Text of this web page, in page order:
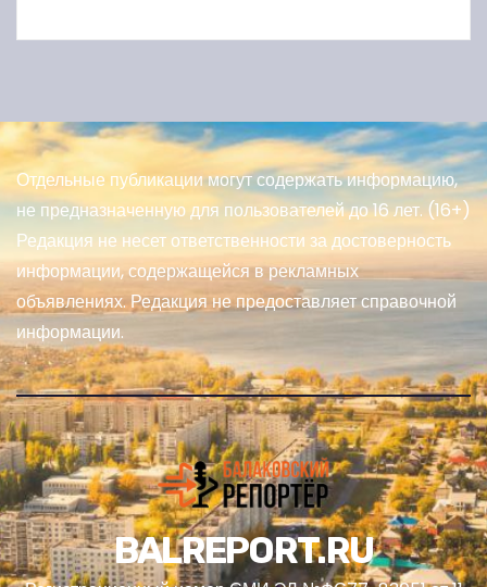
Отдельные публикации могут содержать информацию,
не предназначенную для пользователей до 16 лет. (16+)
Редакция не несет ответственности за достоверность
информации, содержащейся в рекламных
объявлениях. Редакция не предоставляет справочной
информации.
BALREPORT.RU